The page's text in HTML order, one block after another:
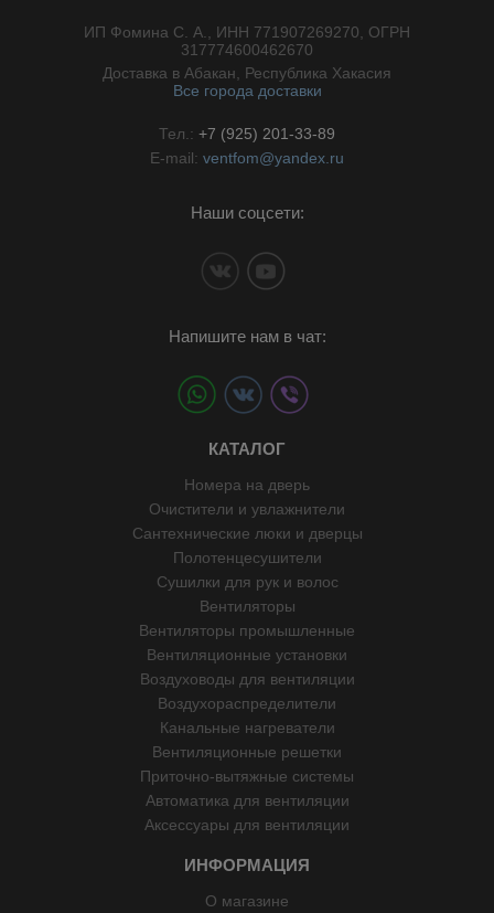
ИП Фомина С. А., ИНН 771907269270, ОГРН
317774600462670
Доставка в Абакан, Республика Хакасия
Все города доставки
Тел.: +7 (925) 201-33-89
E-mail: ventfom@yandex.ru
Наши соцсети:
Напишите нам в чат:
КАТАЛОГ
Номера на дверь
Очистители и увлажнители
Сантехнические люки и дверцы
Полотенцесушители
Сушилки для рук и волос
Вентиляторы
Вентиляторы промышленные
Вентиляционные установки
Воздуховоды для вентиляции
Воздухораспределители
Канальные нагреватели
Вентиляционные решетки
Приточно-вытяжные системы
Автоматика для вентиляции
Аксессуары для вентиляции
ИНФОРМАЦИЯ
О магазине